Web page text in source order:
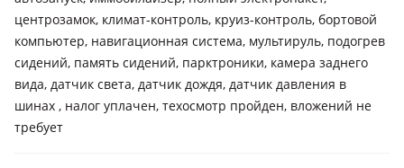
центрозамок, климат-контроль, круиз-контроль, бортовой
компьютер, навигационная система, мультируль, подогрев
сидений, память сидений, парктроники, камера заднего
вида, датчик света, датчик дождя, датчик давления в
шинах , налог уплачен, техосмотр пройден, вложений не
требует